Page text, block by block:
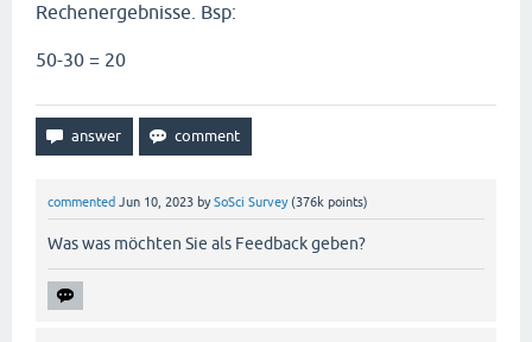
Rechenergebnisse. Bsp:
50-30 = 20
commented Jun 10, 2023 bySoSci Survey (376k points)
Was was möchten Sie als Feedback geben?